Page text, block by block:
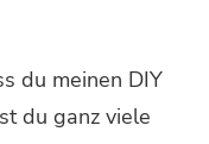
du meinen DIY
du ganz viele